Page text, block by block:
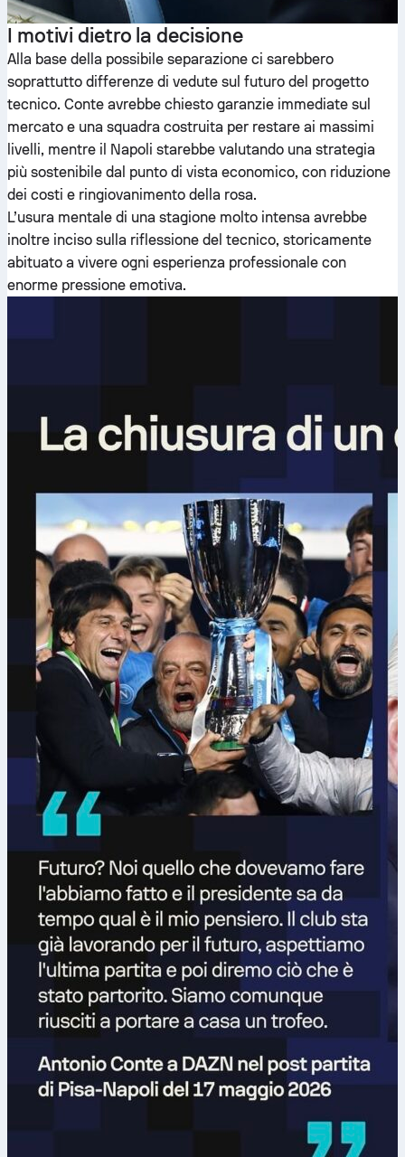
I motivi dietro la decisione
Alla base della possibile separazione ci sarebbero
soprattutto differenze di vedute sul futuro del progetto
tecnico. Conte avrebbe chiesto garanzie immediate sul
mercato e una squadra costruita per restare ai massimi
livelli, mentre il Napoli starebbe valutando una strategia
più sostenibile dal punto di vista economico, con riduzione
dei costi e ringiovanimento della rosa.
L’usura mentale di una stagione molto intensa avrebbe
inoltre inciso sulla riflessione del tecnico, storicamente
abituato a vivere ogni esperienza professionale con
enorme pressione emotiva.